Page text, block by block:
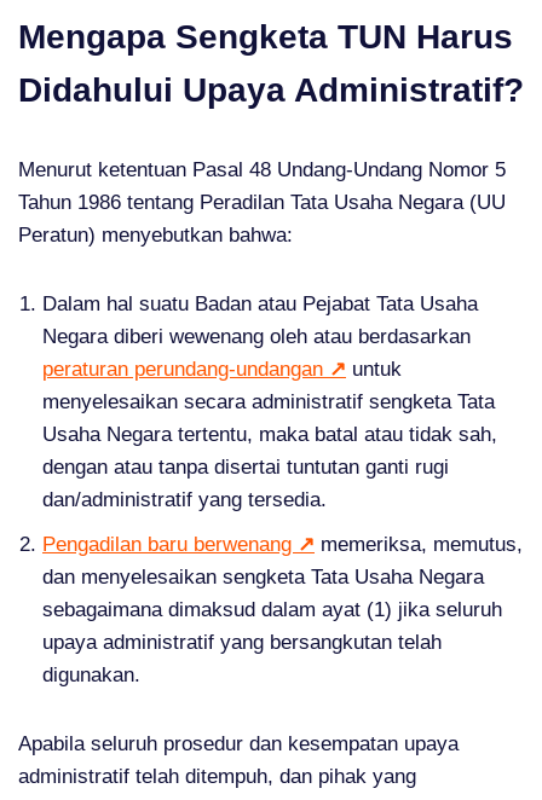
Mengapa Sengketa TUN Harus
Didahului Upaya Administratif?
Menurut ketentuan Pasal 48 Undang-Undang Nomor 5
Tahun 1986 tentang Peradilan Tata Usaha Negara (UU
Peratun) menyebutkan bahwa:
Dalam hal suatu Badan atau Pejabat Tata Usaha
Negara diberi wewenang oleh atau berdasarkan
peraturan perundang-undangan ↗ untuk
menyelesaikan secara administratif sengketa Tata
Usaha Negara tertentu, maka batal atau tidak sah,
dengan atau tanpa disertai tuntutan ganti rugi
dan/administratif yang tersedia.
Pengadilan baru berwenang ↗ memeriksa, memutus,
dan menyelesaikan sengketa Tata Usaha Negara
sebagaimana dimaksud dalam ayat (1) jika seluruh
upaya administratif yang bersangkutan telah
digunakan.
Apabila seluruh prosedur dan kesempatan upaya
administratif telah ditempuh, dan pihak yang